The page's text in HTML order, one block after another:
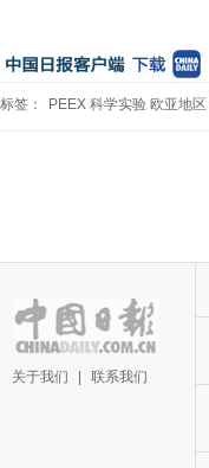
标签： PEEX 科学实验 欧亚地区
关于我们 联系我们